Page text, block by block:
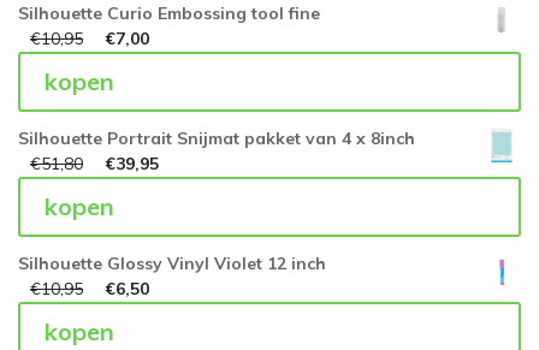
Silhouette Curio Embossing tool fine
€10,95 €7,00
kopen
Silhouette Portrait Snijmat pakket van 4 x 8inch
€51,80 €39,95
kopen
Silhouette Glossy Vinyl Violet 12 inch
€10,95 €6,50
kopen